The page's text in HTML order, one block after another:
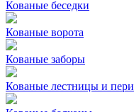
Кованые беседки
Кованые ворота
Кованые заборы
Кованые лестницы и